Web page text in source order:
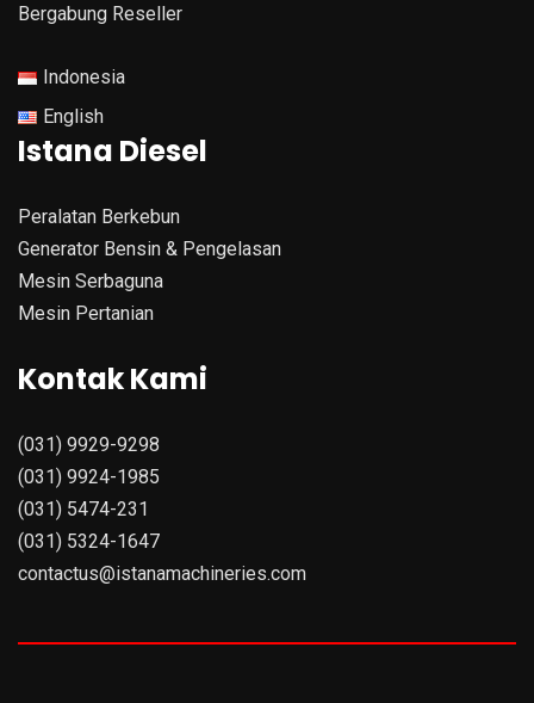
Bergabung Reseller
Indonesia
English
Istana Diesel
Peralatan Berkebun
Generator Bensin & Pengelasan
Mesin Serbaguna
Mesin Pertanian
Kontak Kami
(031) 9929-9298
(031) 9924-1985
(031) 5474-231
(031) 5324-1647
contactus@istanamachineries.com